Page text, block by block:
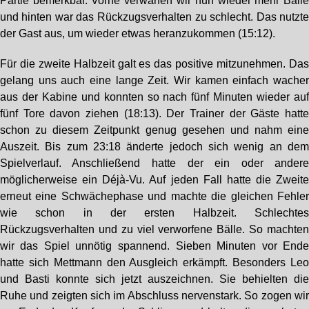
und hinten war das Rückzugsverhalten zu schlecht. Das nutzte
der Gast aus, um wieder etwas heranzukommen (15:12).
Für die zweite Halbzeit galt es das positive mitzunehmen. Das
gelang uns auch eine lange Zeit. Wir kamen einfach wacher
aus der Kabine und konnten so nach fünf Minuten wieder auf
fünf Tore davon ziehen (18:13). Der Trainer der Gäste hatte
schon zu diesem Zeitpunkt genug gesehen und nahm eine
Auszeit. Bis zum 23:18 änderte jedoch sich wenig an dem
Spielverlauf. Anschließend hatte der ein oder andere
möglicherweise ein Déjà-Vu. Auf jeden Fall hatte die Zweite
erneut eine Schwächephase und machte die gleichen Fehler
wie schon in der ersten Halbzeit. Schlechtes
Rückzugsverhalten und zu viel verworfene Bälle. So machten
wir das Spiel unnötig spannend. Sieben Minuten vor Ende
hatte sich Mettmann den Ausgleich erkämpft. Besonders Leo
und Basti konnte sich jetzt auszeichnen. Sie behielten die
Ruhe und zeigten sich im Abschluss nervenstark. So zogen wir